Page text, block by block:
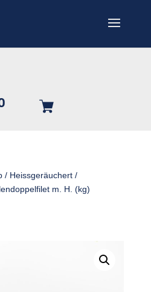
/ Heissgeräuchert/
m. H. (kg)